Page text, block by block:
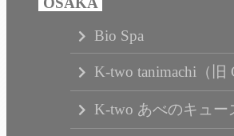
Bio Spa
K-two tanimachi（旧
K-two あべのキュー